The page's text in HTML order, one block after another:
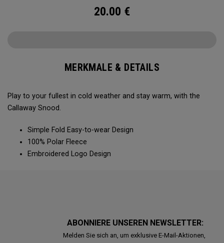
20.00 €
MERKMALE & DETAILS
Play to your fullest in cold weather and stay warm, with the
Callaway Snood.
Simple Fold Easy-to-wear Design
100% Polar Fleece
Embroidered Logo Design
ABONNIERE UNSEREN NEWSLETTER:
Melden Sie sich an, um exklusive E-Mail-Aktionen,